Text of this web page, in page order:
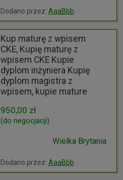
Dodano przez: AaaBbb
Kup maturę z wpisem
CKE, Kupię maturę z
wpisem CKE Kupie
dyplom inżyniera Kupię
dyplom magistra z
wpisem, kupie mature
950,00 zł
(do negocjacji)
Wielka Brytania
Dodano przez: AaaBbb